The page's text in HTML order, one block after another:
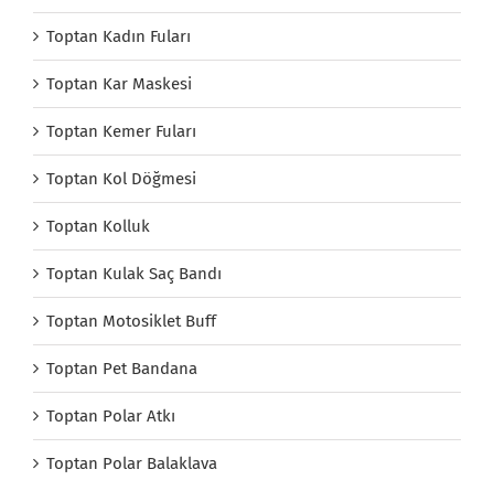
Toptan Kadın Fuları
Toptan Kar Maskesi
Toptan Kemer Fuları
Toptan Kol Döğmesi
Toptan Kolluk
Toptan Kulak Saç Bandı
Toptan Motosiklet Buff
Toptan Pet Bandana
Toptan Polar Atkı
Toptan Polar Balaklava